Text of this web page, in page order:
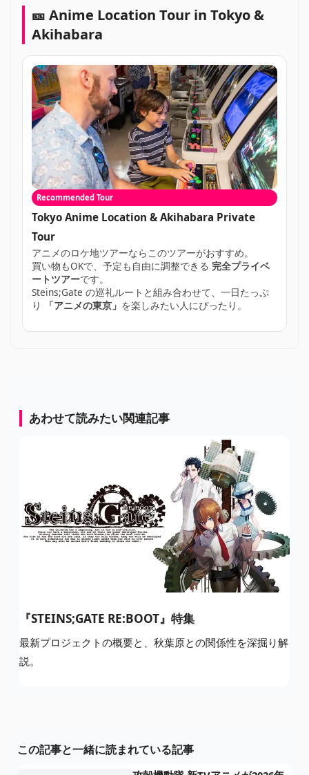
🎫 Anime Location Tour in Tokyo &
Akihabara
Recommended Tour
Tokyo Anime Location & Akihabara Private
Tour
アニメのロケ地ツアーならこのツアーがおすすめ。
買い物もOKで、予定も自由に調整できる 完全プライベ
ートツアーです。
Steins;Gate の巡礼ルートと組み合わせて、一日たっぷ
り
「アニメの東京」 を楽しみたい人にぴったり。
あわせて読みたい関連記事
『STEINS;GATE RE:BOOT』特集
最新プロジェクトの概要と、秋葉原との関係性を深掘り解
説。
この記事と一緒に読まれている記事